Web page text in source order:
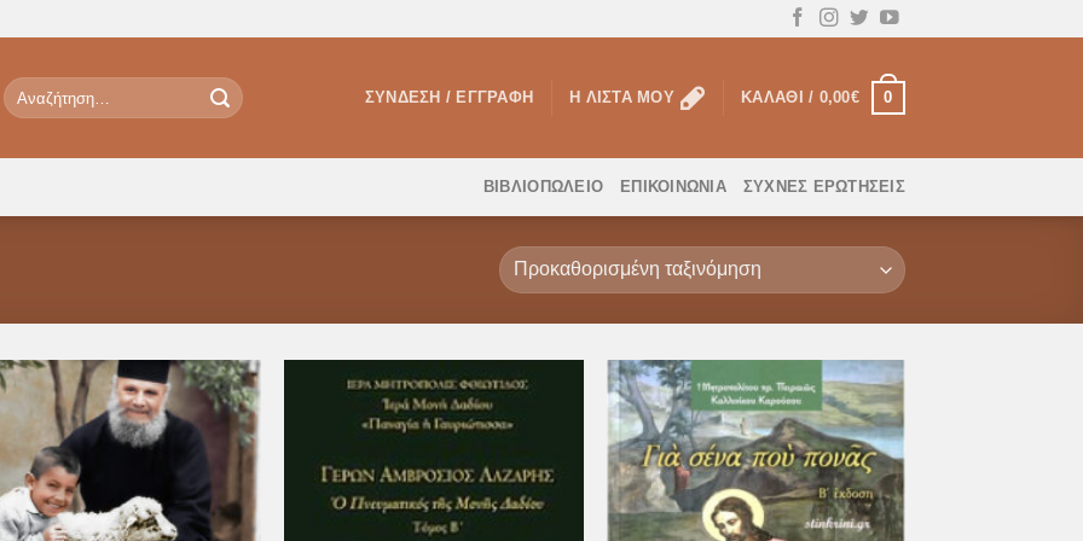
Αναζήτηση
για:
ΣΎΝΔΕΣΗ / ΕΓΓΡΑΦΉ Η ΛΊΣΤΑ ΜΟΥ ΚΑΛΆΘΙ / 0,00€ 0
ΒΙΒΛΙΟΠΩΛΕΙΟ ΕΠΙΚΟΙΝΩΝΊΑ ΣΥΧΝΈΣ ΕΡΩΤΉΣΕΙΣ
στη Λίστα
Επιθυμιών
Προσθήκη
στη Λίστα
Επιθυμιών
Προσθήκη
στη Λίστα
Επιθυμιών